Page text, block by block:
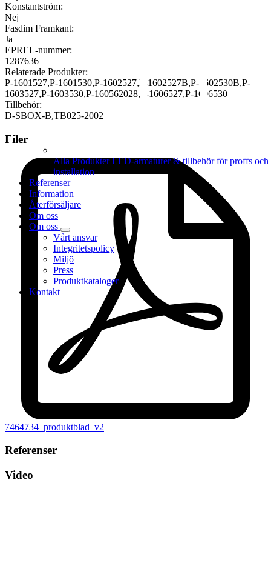
Alla Produkter LED-armaturer & tillbehör för proffs och
installation
Referenser
Information
Återförsäljare
Om oss
Om oss
Vårt ansvar
Integritetspolicy
Miljö
Press
Produktkataloger
Kontakt
Konstantström:
Nej
Fasdim Framkant:
Ja
EPREL-nummer:
1287636
Relaterade Produkter:
P-1601527,P-1601530,P-1602527,P-1602527B,P-1602530B,P-
1603527,P-1603530,P-160562028,P-1606527,P-1606530
Tillbehör:
D-SBOX-B,TB025-2002
Filer
7464734_produktblad_v2
Referenser
Video